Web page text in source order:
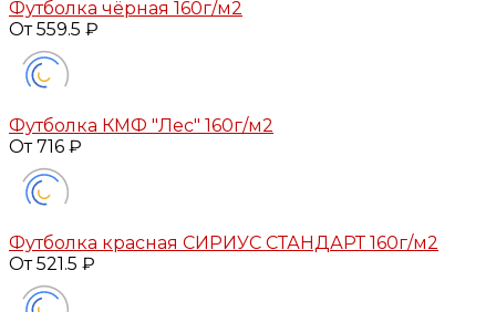
Футболка чёрная 160г/м2
От 559.5 ₽
Футболка КМФ "Лес" 160г/м2
От 716 ₽
Футболка красная СИРИУС СТАНДАРТ 160г/м2
От 521.5 ₽